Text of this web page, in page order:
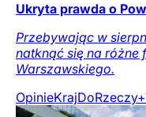
Ukryta prawda o
Przebywając w
natknąć się na różne
Warszawskiego.
OpinieKrajDoRzeczy+